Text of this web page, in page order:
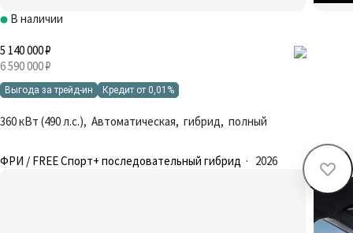
В наличии
5 140 000 ₽
6 590 000 ₽
Выгода за трейд-ин Кредит от 0,01%
360 кВт (490 л.с.), Автоматическая, гибрид, полный
ФРИ / FREE Спорт+ последовательный гибрид · 2026